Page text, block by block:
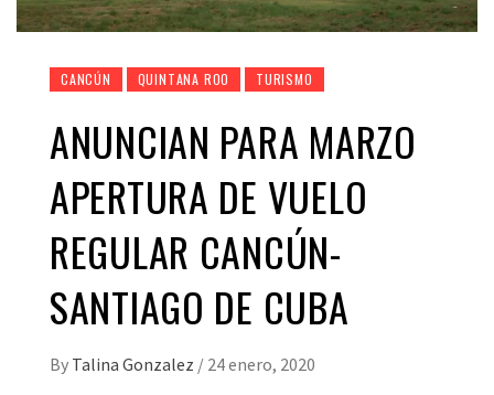
CANCÚN QUINTANA ROO TURISMO
ANUNCIAN PARA MARZO
APERTURA DE VUELO
REGULAR CANCÚN-
SANTIAGO DE CUBA
By Talina Gonzalez / 24 enero, 2020